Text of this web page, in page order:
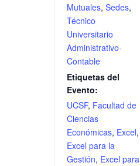
Mutuales, Sedes,
Técnico
Universitario
Administrativo-
Contable
Etiquetas del
Evento:
UCSF, Facultad de
Ciencias
Económicas, Excel,
Excel para la
Gestión, Excel para